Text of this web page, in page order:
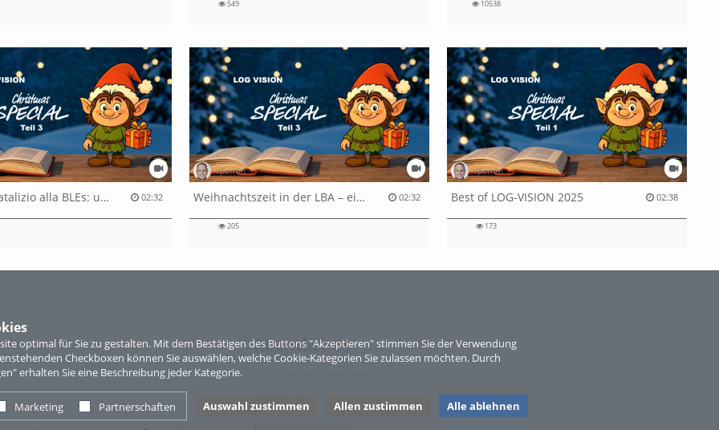
optimal für Sie zu gestalten. Mit dem Bestätigen des Buttons "Akzeptieren" stimmen Sie der Verwendung
Checkboxen können Sie auswählen, welche Cookie-Kategorien Sie zulassen möchten. Durch
erhalten Sie eine Beschreibung jeder Kategorie.
Marketing Partnerschaften Auswahl zustimmen Allen zustimmen
Alle ablehnen
549
10538
Il periodo natalizio alla BLEs: un momento di pausa 02:32
rperren
Weihnachtszeit in der LBA – ein Moment des Innehaltens 02:32
205
rperren
Best of LOG-VISION 2025 02:38
173
Rechtliches
Impressum